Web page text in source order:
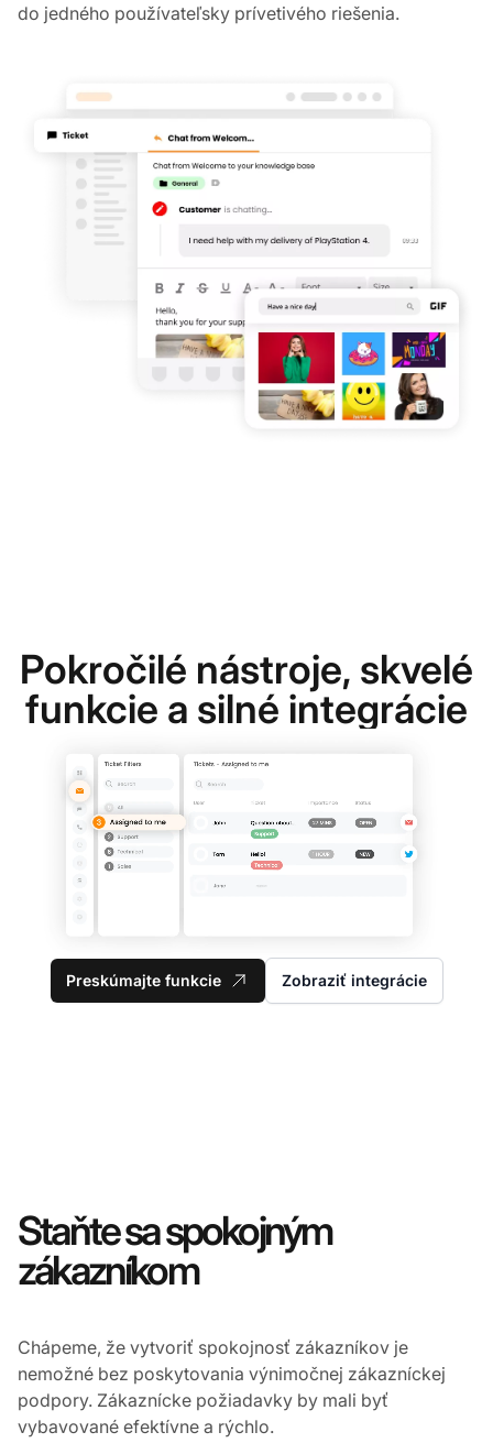
do jedného používateľsky prívetivého riešenia.
Pokročilé nástroje, skvelé
funkcie a silné integrácie
Preskúmajte funkcie Zobraziť integrácie
Staňte sa spokojným
zákazníkom
Chápeme, že vytvoriť spokojnosť zákazníkov je
nemožné bez poskytovania výnimočnej zákazníckej
podpory. Zákaznícke požiadavky by mali byť
vybavované efektívne a rýchlo.